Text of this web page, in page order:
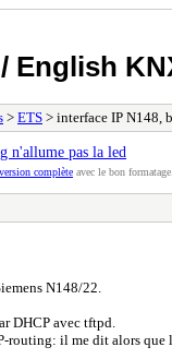
English
> ETS > interface IP N148,
n'allume pas la led
complète avec le bon formatage.
N148/22.
DHCP avec tftpd.
routing: il me dit alors